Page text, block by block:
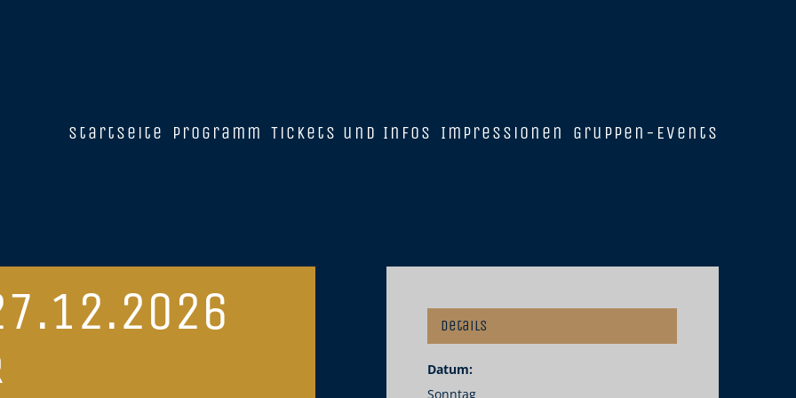
Startseite Programm Tickets und Infos Impressionen Gruppen-Events
Details
Datum:
Sonntag